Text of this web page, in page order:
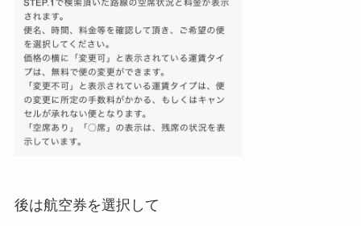
後は航空券を選択して